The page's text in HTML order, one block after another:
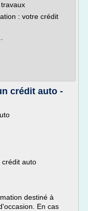
: votre crédit
crédit auto -
crédit auto
destiné à
En cas